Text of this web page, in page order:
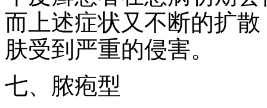
而上述症状又不断的扩
肤受到严重的侵害。
七、脓疱型